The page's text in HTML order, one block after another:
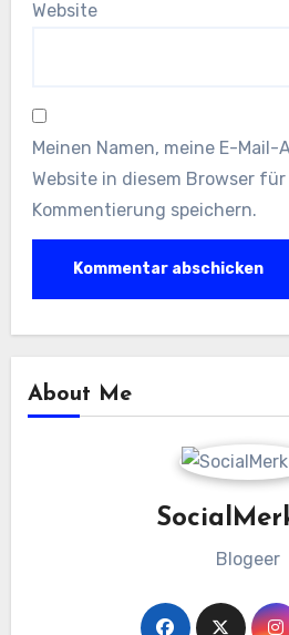
Website
Meinen Namen, meine E-Mail-
Website in diesem Browser
Kommentierung speichern.
About Me
Blogeer